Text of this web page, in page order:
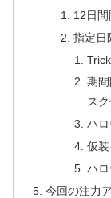
12日間
指定日
期
スク
ハ
仮
ハ
今回の注力